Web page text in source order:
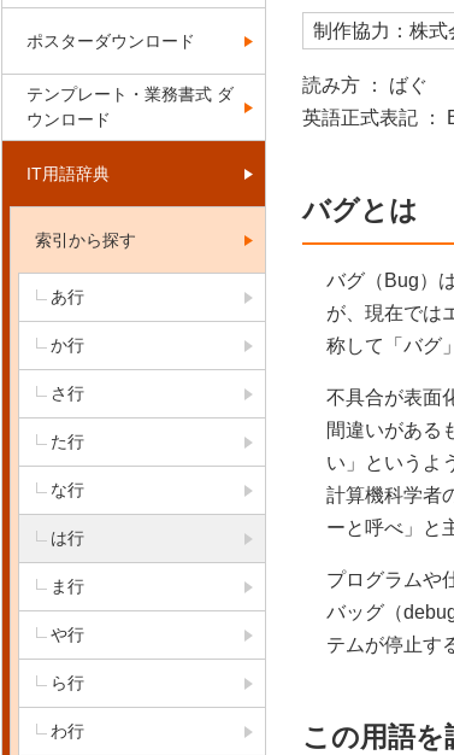
制作協力：株式
読み方 ： ばぐ
英語正式表記 ：
バグとは
バグ（Bug）
が、現在では
称して「バグ
不具合が表面
間違いがある
い」というよ
計算機科学者
ーと呼べ」と
プログラムや
バッグ（
テムが停止す
この用語
ポスターダウンロード
テンプレート・業務書式 ダ
ウンロード
IT用語辞典
索引から探す
あ行
か行
さ行
た行
な行
は行
ま行
や行
ら行
わ行